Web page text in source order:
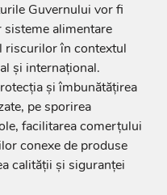
Guvernului vor fi
alimentare
riscurilor în contextul
și internațional.
și îmbunătățirea
pe sporirea
facilitarea comerțului
conexe de produse
calității și siguranței